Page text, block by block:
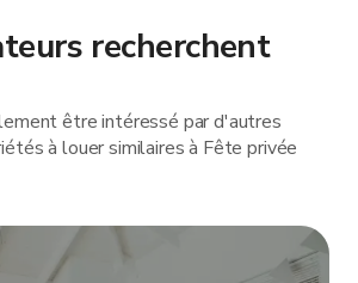
recherchent
être intéressé par d'autres
à louer similaires à Fête privée